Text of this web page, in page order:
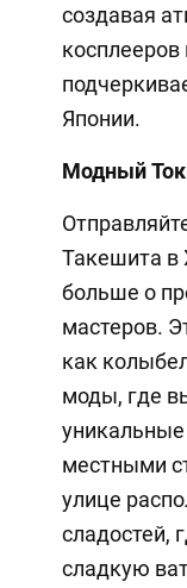
создавая
косплееров
Японии.
Модный
Такешита в
больше о
мастеров.
как
моды, где
местными
улице
сладостей,
сладкую